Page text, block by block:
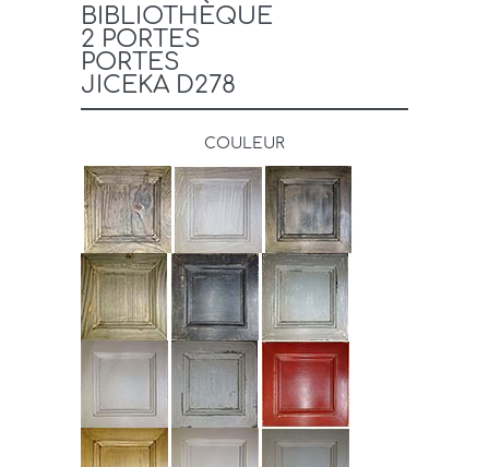
BIBLIOTHÈQUE
2 PORTES
PORTES
JICEKA D278
COULEUR